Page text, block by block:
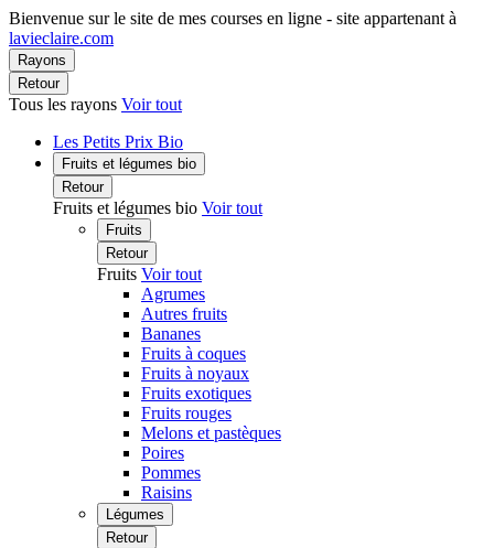
Bienvenue sur le site de mes courses en ligne - site appartenant à
lavieclaire.com
Rayons
Retour
Tous les rayons Voir tout
Les Petits Prix Bio
Fruits et légumes bio
Retour
Fruits et légumes bio Voir tout
Fruits
Retour
Fruits Voir tout
Agrumes
Autres fruits
Bananes
Fruits à coques
Fruits à noyaux
Fruits exotiques
Fruits rouges
Melons et pastèques
Poires
Pommes
Raisins
Légumes
Retour